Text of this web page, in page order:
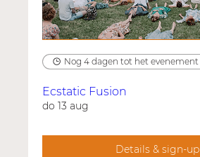
Nog 4 dagen tot het evenement
Ecstatic Fusion
do 13 aug
Details & sign-up